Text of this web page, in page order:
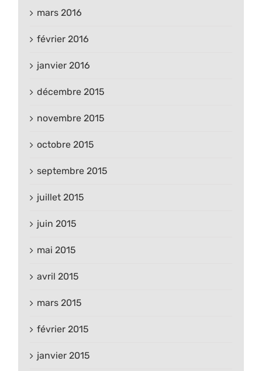
mars 2016
février 2016
janvier 2016
décembre 2015
novembre 2015
octobre 2015
septembre 2015
juillet 2015
juin 2015
mai 2015
avril 2015
mars 2015
février 2015
janvier 2015